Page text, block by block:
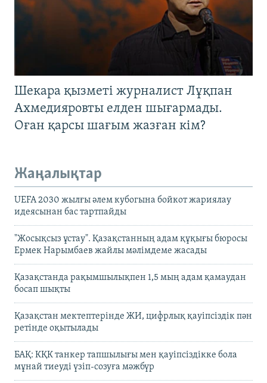
Шекара қызметі журналист Лұқпан
Ахмедияровты елден шығармады.
Оған қарсы шағым жазған кім?
Жаңалықтар
UEFA 2030 жылғы әлем кубогына бойкот жариялау
идеясынан бас тартпайды
"Жосықсыз ұстау". Қазақстанның адам құқығы бюросы
Ермек Нарымбаев жайлы мәлімдеме жасады
Қазақстанда рақымшылықпен 1,5 мың адам қамаудан
босап шықты
Қазақстан мектептерінде ЖИ, цифрлық қауіпсіздік пән
ретінде оқытылады
БАҚ: КҚК танкер тапшылығы мен қауіпсіздікке бола
мұнай тиеуді үзіп-созуға мәжбүр